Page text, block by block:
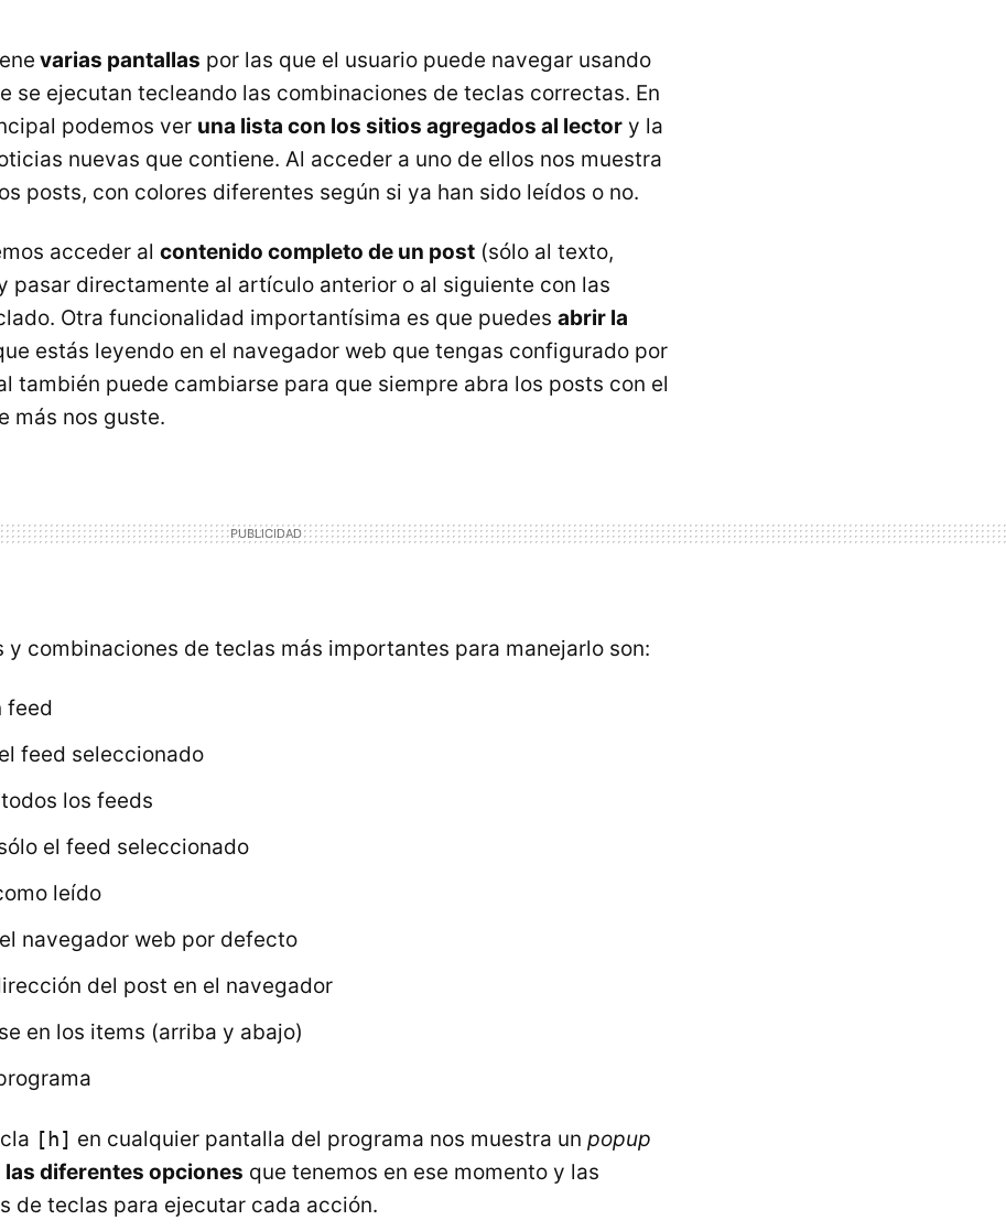
varias pantallas por las que el usuario puede navegar usando
se ejecutan tecleando las combinaciones de teclas correctas. En
podemos ver una lista con los sitios agregados al lector y la
nuevas que contiene. Al acceder a uno de ellos nos muestra
posts, con colores diferentes según si ya han sido leídos o no.
acceder al contenido completo de un post (sólo al texto,
pasar directamente al artículo anterior o al siguiente con las
Otra funcionalidad importantísima es que puedes abrir la
estás leyendo en el navegador web que tengas configurado por
también puede cambiarse para que siempre abra los posts con el
más nos guste.
y combinaciones de teclas más importantes para manejarlo son:
feed
feed seleccionado
los feeds
el feed seleccionado
leído
navegador web por defecto
del post en el navegador
en los items (arriba y abajo)
[h] en cualquier pantalla del programa nos muestra un popup
las diferentes opciones que tenemos en ese momento y las
de teclas para ejecutar cada acción.